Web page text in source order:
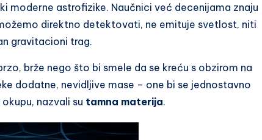
moderne astrofizike. Naučnici već decenijama znaju
direktno detektovati, ne emituje svetlost, niti
gravitacioni trag.
brže nego što bi smele da se kreću s obzirom na
dodatne, nevidljive mase – one bi se jednostavno
nazvali su tamna materija.